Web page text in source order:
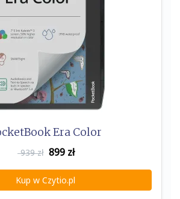
Era Color
939 zł 899 zł
Kup w Czytio.pl